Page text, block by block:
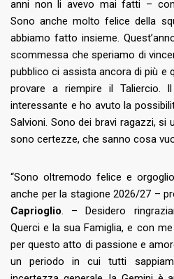
anni non li avevo mai fatti –
Sono anche molto felice della
abbiamo fatto insieme.
scommessa che speriamo di
pubblico ci assista ancora di più e
provare a riempire il Taliercio.
interessante e ho avuto la
Salvioni. Sono dei bravi ragazzi, si
sono certezze, che sanno cosa
“Sono oltremodo felice e
anche per la stagione 2026/27 –
Caprioglio. – Desidero
Querci e la sua Famiglia, e con
per questo atto di passione e
un periodo in cui tutti